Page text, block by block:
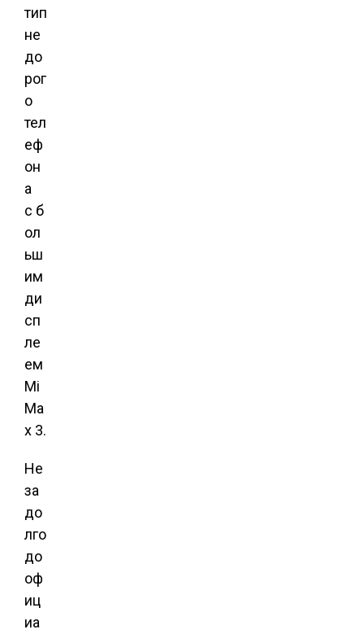
тип
не
до
рог
о
тел
еф
он
а
с б
ол
ьш
им
ди
сп
ле
ем
Mi
Ma
x 3.
Не
за
до
лго
до
оф
иц
иа